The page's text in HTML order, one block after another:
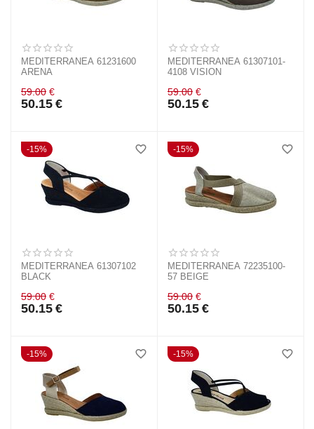
MEDITERRANEA 61231600
ARENA
59.00 €
50.15 €
MEDITERRANEA 61307101-
4108 VISION
59.00 €
50.15 €
15%
MEDITERRANEA 61307102
BLACK
59.00 €
50.15 €
15%
MEDITERRANEA 72235100-
57 BEIGE
59.00 €
50.15 €
15% 15%